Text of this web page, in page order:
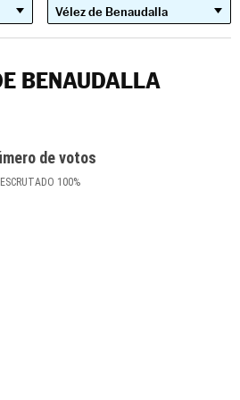
BENAUDALLA
de votos
ESCRUTADO 100%